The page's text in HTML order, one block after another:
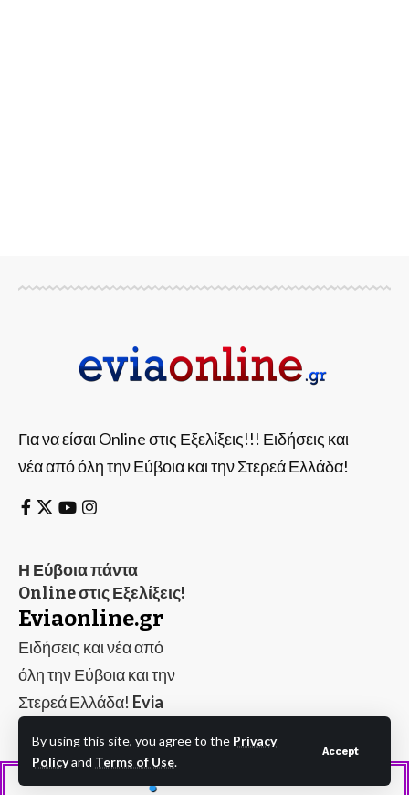
By using this site, you agree to the Privacy
Policyand Terms of Use.
Accept
Για να είσαι Online στις Εξελίξεις!!! Ειδήσεις και
νέα από όλη την Εύβοια και την Στερεά Ελλάδα!
Η Εύβοια πάντα
Online στις Εξελίξεις!
Eviaonline.gr
Ειδήσεις και νέα από
όλη την Εύβοια και την
Στερεά Ελλάδα! Evia